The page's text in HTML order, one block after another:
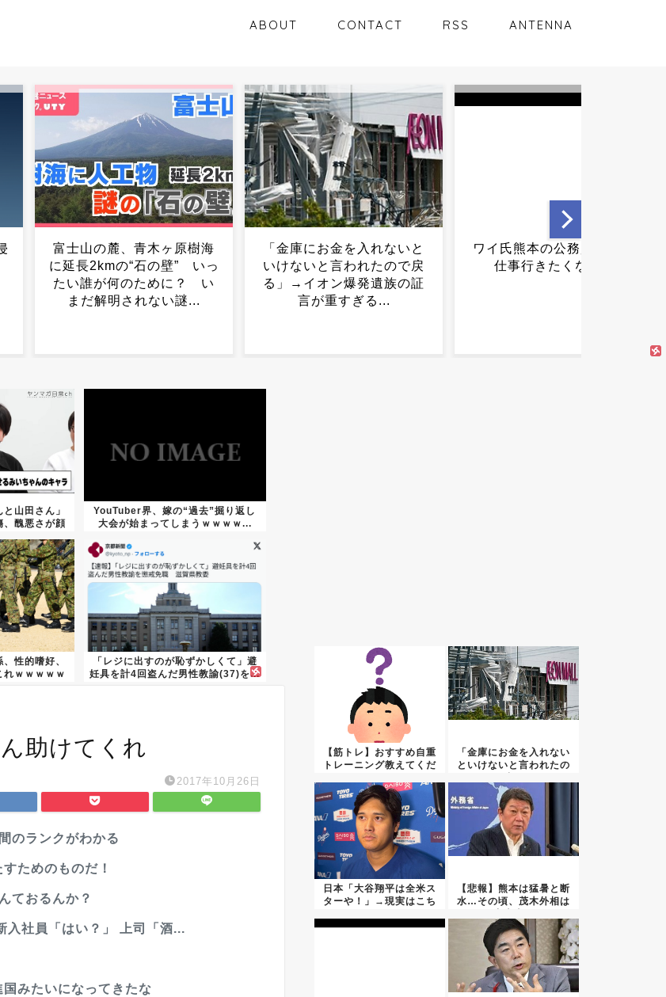
ABOUT CONTACT RSS ANTENNA
「金庫にお金を入れないと
いけないと言われたので戻
る」→イオン爆発遺族の証
言が重すぎる...
ワイ氏熊本の公務員、明日
仕事行きたくない...
今の時代 第三次世界大戦に
なるとしたら引き金って
山田さん」
、醜悪さが顔
YouTuber界、嫁の“過去”掘り返し
大会が始まってしまうｗｗｗｗ...
性的嗜好、
ｗｗｗｗｗ
「レジに出すのが恥ずかしくて」避
妊具を計4回盗んだ男性教諭(37)を...
助けてくれ
2017年10月26日
のランクがわかる
ためのものだ！
ておるんか？
入社員「はい？」 上司「酒...
国みたいになってきたな
【筋トレ】おすすめ自重
トレーニング教えてくだ
「金庫にお金を入れない
といけないと言われたの
日本「大谷翔平は全米ス
ターや！」→現実はこち
【悲報】熊本は猛暑と断
水…その頃、茂木外相は